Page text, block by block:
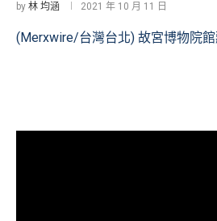
by 林 均涵 2021 年 10 月 11 日
(Merxwire/台灣台北) 故宮博物院